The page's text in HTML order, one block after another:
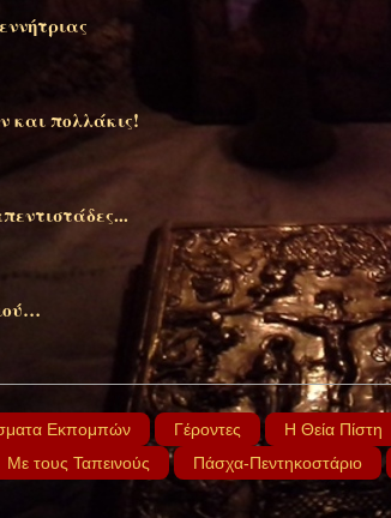
και πολλάκις!
βαστάει μια ευχή(Μνήμη Αγίου Παϊσίου
Ιουλίου(Χαίροις πάτερ Παΐσιε!)
Εκπομπών Γέροντες Η Θεία Πίστη
Με τους Ταπεινούς Πάσχα-Πεντηκοστάριο